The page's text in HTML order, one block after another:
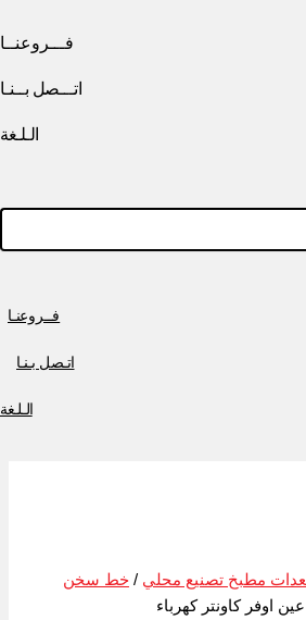
فـــروعنــا
اتـــصل بــنـا
الـلـغة
فــروعنـا
اتـصل بـنـا
الـلـغة
مطبخ تصنيع محلي /خط سخن